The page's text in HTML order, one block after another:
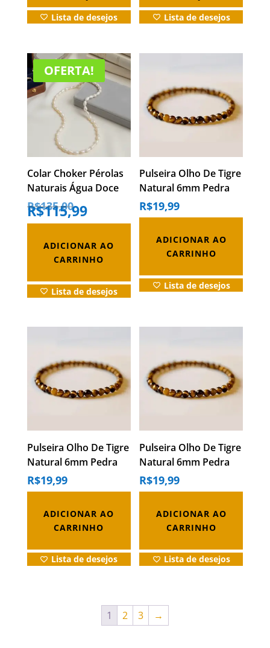
do
Lista de desejos
do
Lista de desejos
OFERTA!
Colar Choker Pérolas
Naturais Água Doce
Prata 925
R$135,00O
preço
original
era:
R$135,00.
R$115,99Opreço
é:
R$115,99.
ADICIONAR AO
CARRINHO
Lista de desejos
Pulseira Olho De Tigre
Natural 6mm Pedra
Proteção Unissex
R$19,99
ADICIONAR AO
CARRINHO
Lista de desejos
Pulseira Olho De Tigre
Natural 6mm Pedra
Proteção Unissex
R$19,99
ADICIONAR AO
CARRINHO
Lista de desejos
Pulseira Olho De Tigre
Natural 6mm Pedra
Proteção Unissex
R$19,99
ADICIONAR AO
CARRINHO
Lista de desejos
1 2 3 →